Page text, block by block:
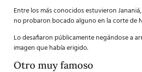
Entre los más conocidos estuvieron
no probaron bocado alguno en la corte de
Lo desafiaron públicamente negándose a
imagen que había erigido.
Otro muy famoso